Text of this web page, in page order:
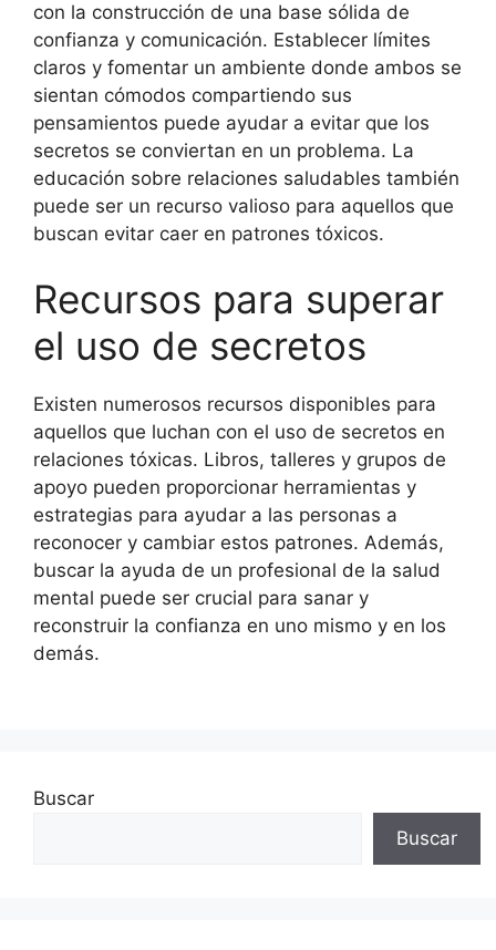
con la construcción de una base sólida de
confianza y comunicación. Establecer límites
claros y fomentar un ambiente donde ambos se
sientan cómodos compartiendo sus
pensamientos puede ayudar a evitar que los
secretos se conviertan en un problema. La
educación sobre relaciones saludables también
puede ser un recurso valioso para aquellos que
buscan evitar caer en patrones tóxicos.
Recursos para superar
el uso de secretos
Existen numerosos recursos disponibles para
aquellos que luchan con el uso de secretos en
relaciones tóxicas. Libros, talleres y grupos de
apoyo pueden proporcionar herramientas y
estrategias para ayudar a las personas a
reconocer y cambiar estos patrones. Además,
buscar la ayuda de un profesional de la salud
mental puede ser crucial para sanar y
reconstruir la confianza en uno mismo y en los
demás.
Buscar
Buscar